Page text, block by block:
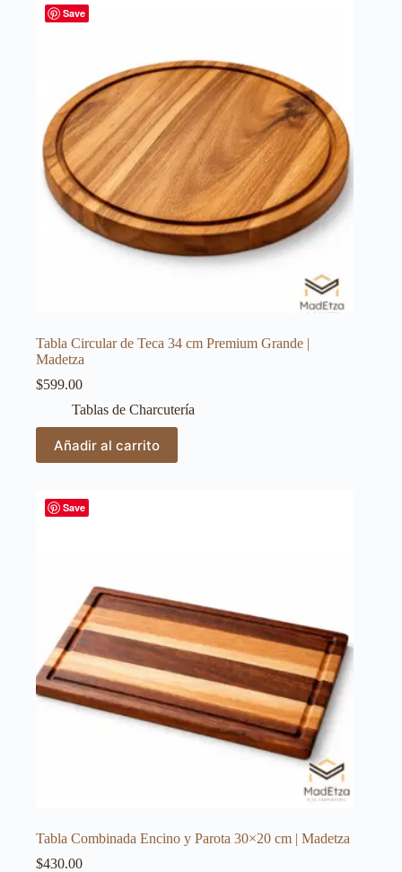
Save
Tabla Circular de Teca 34 cm Premium Grande |
Madetza
$599.00
Tablas de Charcutería
Añadir al carrito
Save
Tabla Combinada Encino y Parota 30×20 cm | Madetza
$430.00